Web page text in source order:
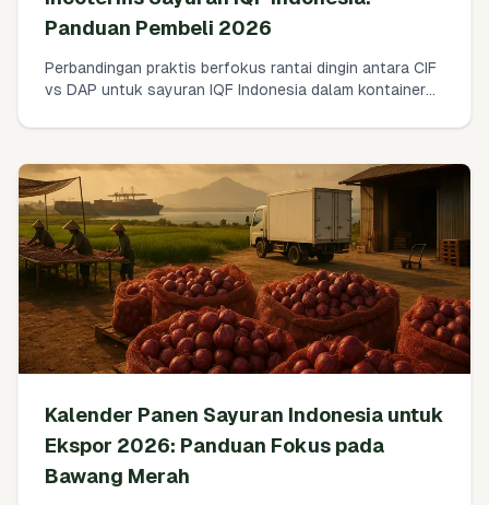
Panduan Pembeli 2026
Perbandingan praktis berfokus rantai dingin antara CIF
vs DAP untuk sayuran IQF Indonesia dalam kontainer
berpindah, bagaimana asuransi benar-benar bekerja,
Anda gunakan hari ini.
Kalender Panen Sayuran Indonesia untuk
Ekspor 2026: Panduan Fokus pada
Bawang Merah